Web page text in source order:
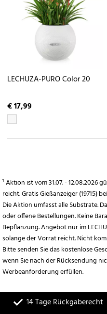
LECHUZA-PURO Color 20
€ 17,99
¹ Aktion ist vom 31.07. -
reicht. Gratis Gießanzeiger (19715)
Die Aktion umfasst alle Substrate.
oder offene Bestellungen. Keine
Bepflanzung. Angebot nur im
solange der Vorrat reicht. Nicht
Bitte senden Sie das kostenlose
wenn Sie nach der Rücksendung
Werbeanforderung erfüllen.
14 Tage Rückgaberecht